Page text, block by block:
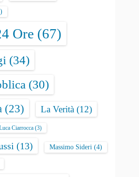
Ore (67)
(34)
(30)
(23) La Verità (12)
Ciarrocca (3)
(13) Massimo Sideri (4)